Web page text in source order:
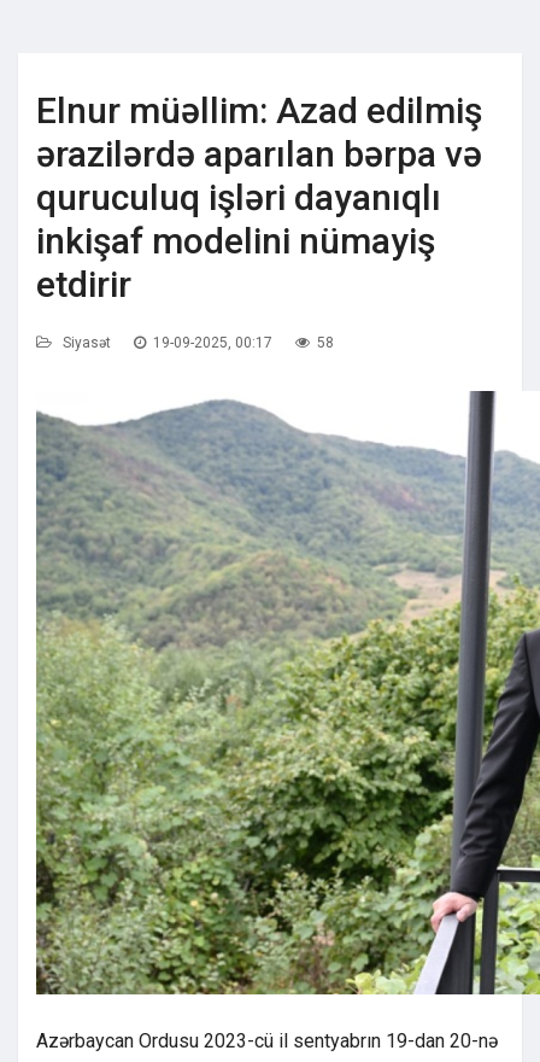
Elnur müəllim: Azad edilmiş
ərazilərdə aparılan bərpa və
quruculuq işləri dayanıqlı
inkişaf modelini nümayiş
etdirir
Siyasət 19-09-2025, 00:17 58
Azərbaycan Ordusu 2023-cü il sentyabrın 19-dan 20-nə